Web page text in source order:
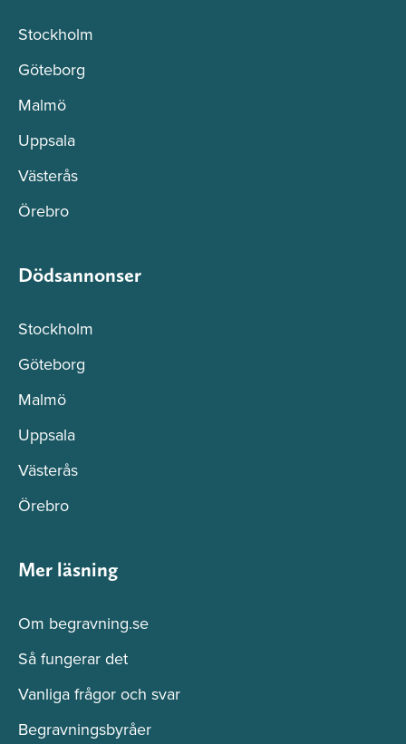
Stockholm
Göteborg
Malmö
Uppsala
Västerås
Örebro
Dödsannonser
Stockholm
Göteborg
Malmö
Uppsala
Västerås
Örebro
Mer läsning
Om begravning.se
Så fungerar det
Vanliga frågor och svar
Begravningsbyråer